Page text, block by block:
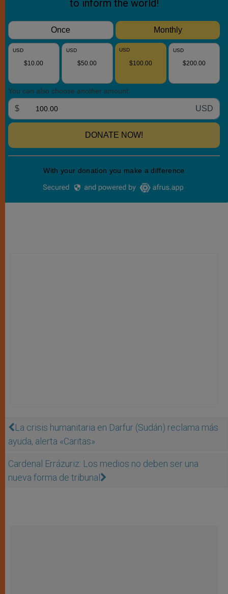
La crisis humanitaria en Darfur (Sudán) reclama más
ayuda, alerta «Caritas»
Cardenal Errázuriz: Los medios no deben ser una
nueva forma de tribunal